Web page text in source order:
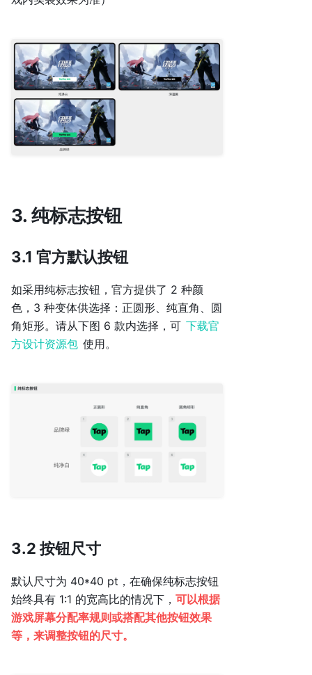
3. 纯标志按钮
3.1 官方默认按钮
如采用纯标志按钮，官方提供了 2 种颜
色，3 种变体供选择：正圆形、纯直角、圆
角矩形。请从下图 6 款内选择，可 下载官
方设计资源包 使用。
3.2 按钮尺寸
默认尺寸为 40*40 pt，在确保纯标志按钮
始终具有 1:1 的宽高比的情况下， 可以根据
游戏屏幕分配率规则或搭配其他按钮效果
等，来调整按钮的尺寸。